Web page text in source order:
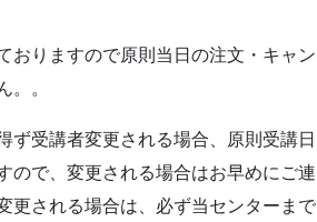
おりますので原則当日の注文・キャン
。。
受講者変更される場合、原則受講日
ので、変更される場合はお早めにご連
更される場合は、必ず当センターまで